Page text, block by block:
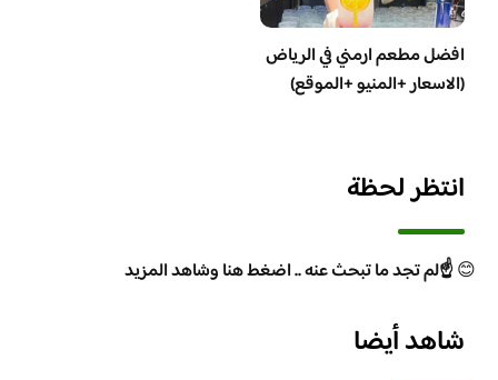
افضل مطعم ارمني في الرياض
(الاسعار +المنيو +الموقع)
انتظر لحظة
😊☝️لم تجد ما تبحث عنه .. اضغط هنا وشاهد المزيد
شاهد أيضا